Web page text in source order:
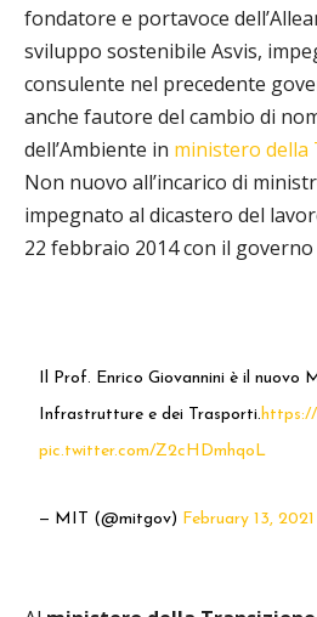
fondatore e portavoce
sviluppo sostenibile Asvis,
consulente nel precedente
anche fautore del cambio di
dell’Ambiente in ministero della
Non nuovo all’incarico di
impegnato al dicastero del
22 febbraio 2014 con il governo
Il Prof. Enrico Giovannini è il nuovo
Infrastrutture e dei Trasporti.
pic.twitter.com/Z2cHDmhqoL
— MIT (@mitgov) February 13, 2021